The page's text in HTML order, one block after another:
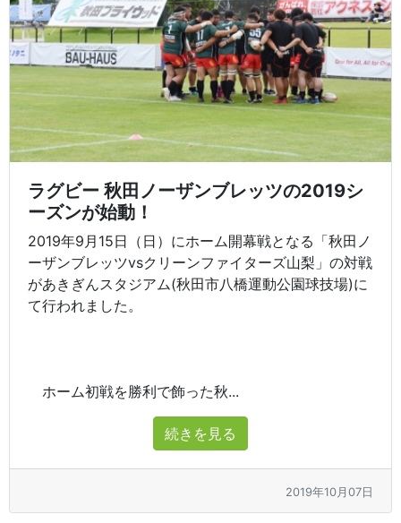
ラグビー 秋田ノーザンブレッツの2019シ
ーズンが始動！
2019年9月15日（日）にホーム開幕戦となる「秋田ノ
ーザンブレッツvsクリーンファイターズ山梨」の対戦
があきぎんスタジアム(秋田市八橋運動公園球技場)に
て行われました。
ホーム初戦を勝利で飾った秋...
続きを見る
2019年10月07日